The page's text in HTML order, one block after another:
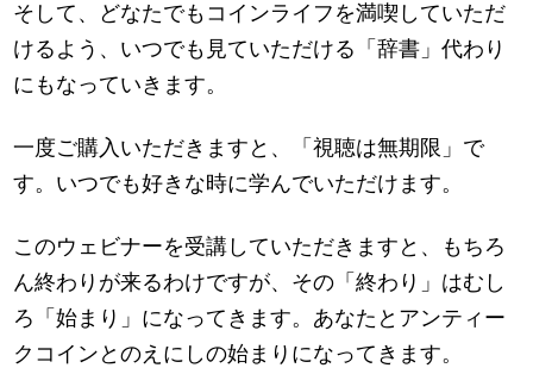
そして、どなたでもコインライフを満喫していただ
けるよう、いつでも見ていただける「辞書」代わり
にもなっていきます。
一度ご購入いただきますと、「視聴は無期限」で
す。いつでも好きな時に学んでいただけます。
このウェビナーを受講していただきますと、もちろ
ん終わりが来るわけですが、その「終わり」はむし
ろ「始まり」になってきます。あなたとアンティー
クコインとのえにしの始まりになってきます。